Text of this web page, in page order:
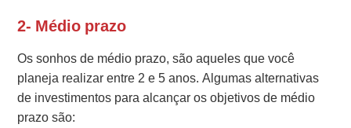
2- Médio prazo
Os sonhos de médio prazo, são aqueles que você
planeja realizar entre 2 e 5 anos. Algumas alternativas
de investimentos para alcançar os objetivos de médio
prazo são: